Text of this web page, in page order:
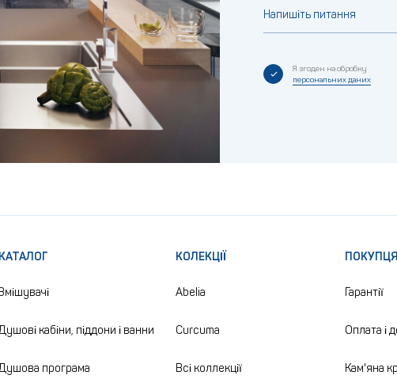
Напишіть питання
Я згоден на обробку
персональних даних
КАТАЛОГ
кабіни, піддони і ванни
програма
КОЛЕКЦІЇ
Abelia
Curcuma
Всі коллекції
Гарантії
Оплата і
Кам'яна